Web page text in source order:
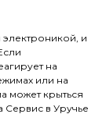
и
на
или на
может крыться
в Уручье